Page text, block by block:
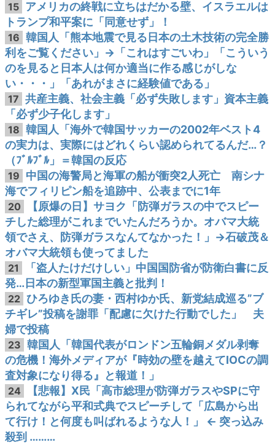
15 アメリカの終戦に立ちはだかる壁、イスラエルは
トランプ和平案に「同意せず」！
16 韓国人「熊本地震で見る日本の土木技術の完全勝
利をご覧ください」→「これはすごいわ」「こういう
のを見ると日本人は何か適当に作る感じがしな
い・・・」「あれがまさに経験値である」
17 共産主義、社会主義「必ず失敗します」資本主義
「必ず少子化します」
18 韓国人「海外で韓国サッカーの2002年ベスト4
の実力は、実際にはどれくらい認められてるんだ…？
（ﾌﾞﾙﾌﾞﾙ」＝韓国の反応
19 中国の海警局と海軍の船が衝突2人死亡 南シナ
海でフィリピン船を追跡中、公表までに1年
20
【原爆の日】サヨク「防弾ガラスの中でスピー
チした総理がこれまでいたんだろうか。オバマ大統
領でさえ、防弾ガラスなんてなかった！」→石破茂＆
オバマ大統領も使ってました
21
「盗人たけだけしい」中国国防省が防衛白書に反
発…日本の新型軍国主義と批判！
22 ひろゆき氏の妻・西村ゆか氏、新党結成巡る”ブ
チギレ”投稿を謝罪「配慮に欠けた行動でした」 夫
婦で投稿
23 韓国人「韓国代表がロンドン五輪銅メダル剥奪
の危機！海外メディアが『時効の壁を越えてIOCの調
査対象になり得る』と報道！」
24
【悲報】X民「高市総理が防弾ガラスやSPに守
られてながら平和式典でスピーチして「広島から出
て行け！と何度も叫ばれるような人！」 ← 突っ込み
殺到 ………